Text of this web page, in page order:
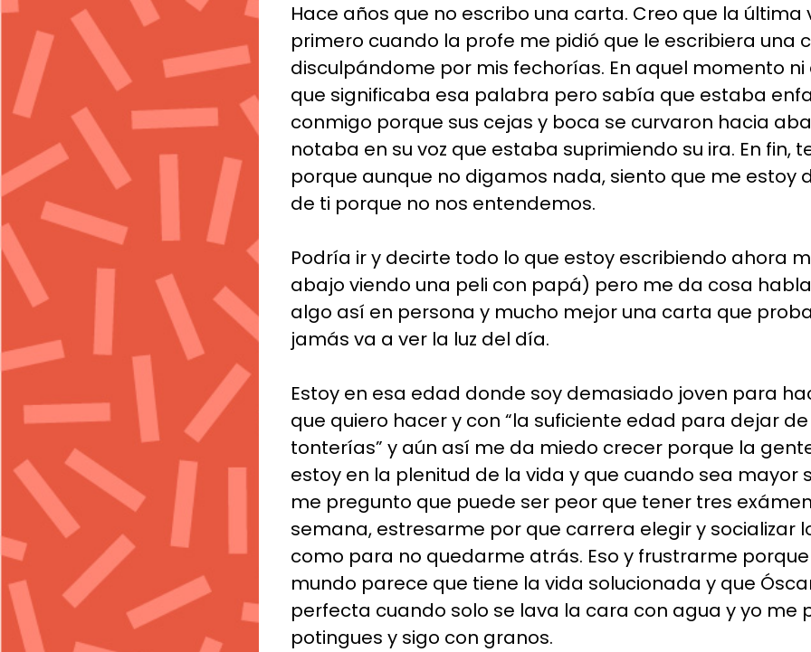
Hace años que no escribo una carta. Creo que la última
primero cuando la profe me pidió que le escribiera una
disculpándome por mis fechorías. En aquel momento
que significaba esa palabra pero sabía que estaba
conmigo porque sus cejas y boca se curvaron hacia
notaba en su voz que estaba suprimiendo su ira. En fin,
porque aunque no digamos nada, siento que me estoy
de ti porque no nos entendemos.
Podría ir y decirte todo lo que estoy escribiendo ahora
abajo viendo una peli con papá) pero me da cosa
algo así en persona y mucho mejor una carta que
jamás va a ver la luz del día.
Estoy en esa edad donde soy demasiado joven para
que quiero hacer y con “la suficiente edad para dejar
tonterías” y aún así me da miedo crecer porque la
estoy en la plenitud de la vida y que cuando sea mayor
me pregunto que puede ser peor que tener tres
semana, estresarme por que carrera elegir y socializar
como para no quedarme atrás. Eso y frustrarme
mundo parece que tiene la vida solucionada y que
perfecta cuando solo se lava la cara con agua y yo me
potingues y sigo con granos.